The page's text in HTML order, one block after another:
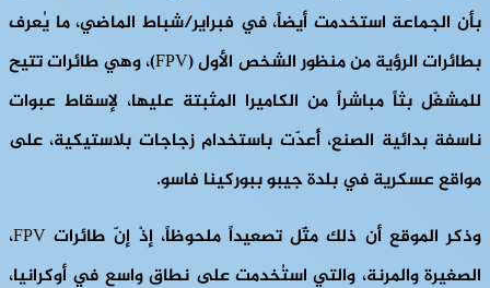
بأن الجماعة استخدمت أيضاً، في فبراير/شباط الماضي، ما يُعرف
بطائرات الرؤية من منظور الشخص الأول (FPV)، وهي طائرات تتيح
للمشغّل بثاً مباشراً من الكاميرا المثبتة عليها، لإسقاط عبوات
ناسفة بدائية الصنع، أُعدّت باستخدام زجاجات بلاستيكية، على
مواقع عسكرية في بلدة جيبو ببوركينا فاسو.
وذكر الموقع أن ذلك مثّل تصعيداً ملحوظاً، إذْ إنّ طائرات FPV،
الصغيرة والمرنة، والتي استُخدمت على نطاق واسع في أوكرانيا،